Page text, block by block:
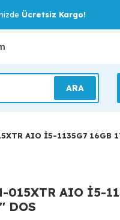
Ücretsiz Kargo!
ARA
AIO İ5-1135G7 16GB
015XTR AIO İ5-
DOS